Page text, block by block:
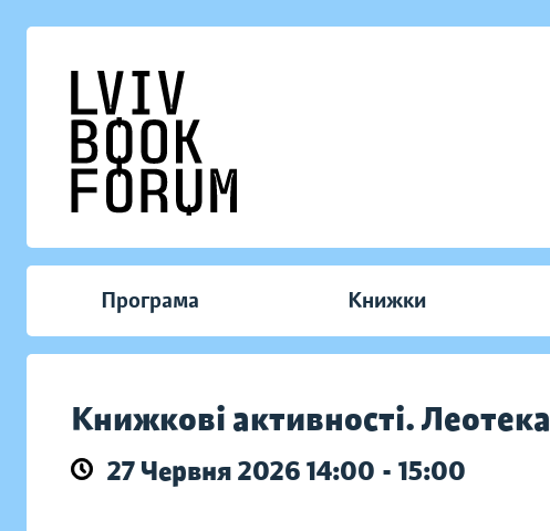
Програма Книжки
Книжкові активності. Леотека
27 Червня 2026 14:00 - 15:00